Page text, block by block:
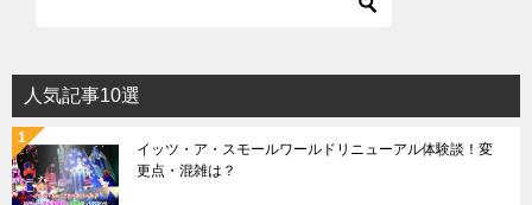
人気記事10選
イッツ・ア・スモールワールドリニューアル体験談！変
更点・混雑は？